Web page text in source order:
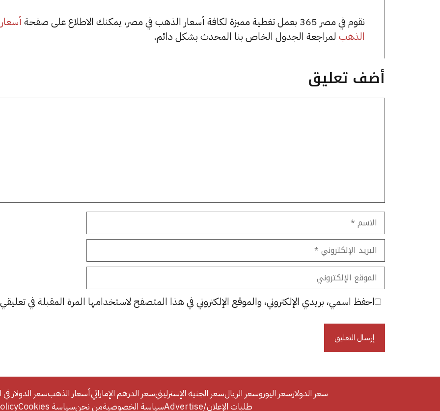
نقوم في مصر 365 بعمل تغطية مميزة لكافة أسعار الذهب في مصر، يمكنك الاطلاع على صفحة
أسعار
الذهب لمراجعة الجدول الخاص بنا المحدث بشكل دائم.
أضف تعليق
الاسم
البريد
الإلكتروني
الموقع
الإلكتروني
احفظ اسمي، بريدي الإلكتروني، والموقع الإلكتروني في هذا المتصفح لاستخدامها المرة المقبلة في
سعر الدولارسعر اليوروسعر الريالسعر الجنيه الإسترلينيسعر الدرهم الإماراتيأسعار الذهبسعر الدولار في
طلبات الإعلان/Advertise
سياسة الخصوصيةمن نحنسياسة Cookies